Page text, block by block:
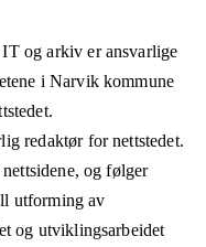
og arkiv er ansvarlige
i Narvik kommune
redaktør for nettstedet.
og følger
utforming av
og utviklingsarbeidet